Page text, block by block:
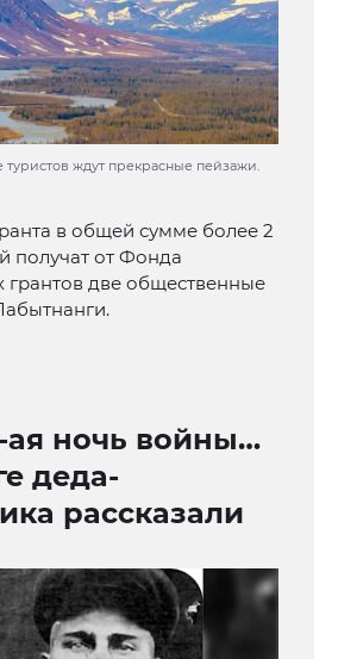
ждут прекрасные пейзажи.
в общей сумме более 2
получат от Фонда
грантов две общественные
ночь войны…
деда-
рассказали